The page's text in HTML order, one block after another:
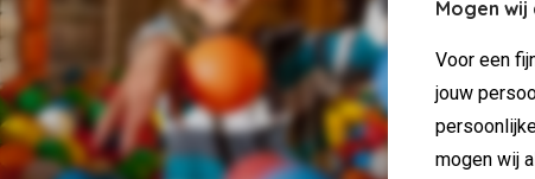
Mogen
Voor een
jouw
mogen wij